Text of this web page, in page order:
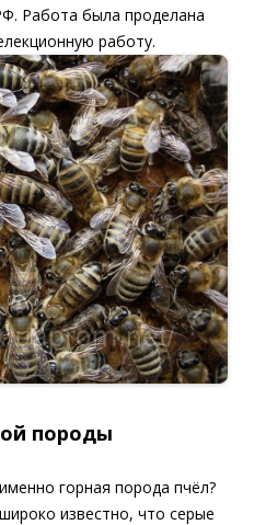
Работа была проделана
работу.
породы
горная порода пчёл?
известно, что серые